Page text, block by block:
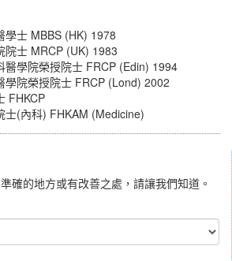
學士 MBBS (HK) 1978
院士 MRCP (UK) 1983
醫學院榮授院士 FRCP (Edin) 1994
學院榮授院士 FRCP (Lond) 2002
FHKCP
士(內科) FHKAM (Medicine)
確的地方或有改善之處，請讓我們知道。